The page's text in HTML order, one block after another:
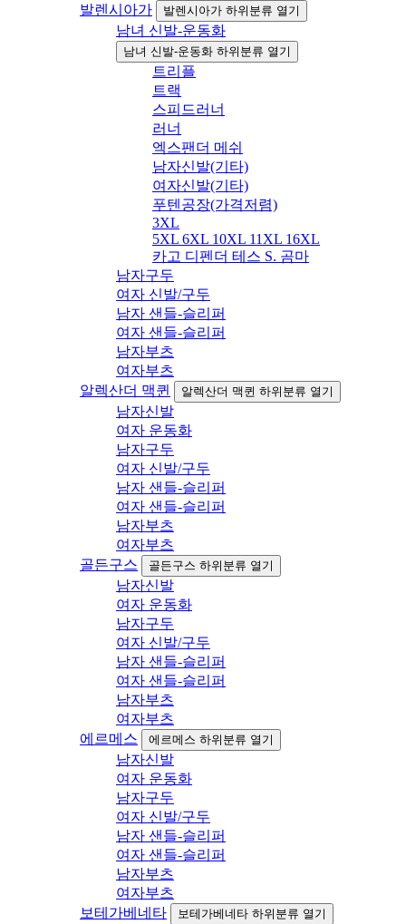
발렌시아가
발렌시아가 하위분류 열기
남녀 신발-운동화
남녀 신발-운동화 하위분류 열기
트리플
트랙
스피드러너
러너
엑스팬더 메쉬
남자신발(기타)
여자신발(기타)
푸텐공장(가격저렴)
3XL
5XL 6XL 10XL 11XL 16XL
카고 디펜더 테스 S. 곰마
남자구두
여자 신발/구두
남자 샌들-슬리퍼
여자 샌들-슬리퍼
남자부츠
여자부츠
알렉산더 맥퀸
알렉산더 맥퀸 하위분류 열기
남자신발
여자 운동화
남자구두
여자 신발/구두
남자 샌들-슬리퍼
여자 샌들-슬리퍼
남자부츠
여자부츠
골든구스
골든구스 하위분류 열기
남자신발
여자 운동화
남자구두
여자 신발/구두
남자 샌들-슬리퍼
여자 샌들-슬리퍼
남자부츠
여자부츠
에르메스
에르메스 하위분류 열기
남자신발
여자 운동화
남자구두
여자 신발/구두
남자 샌들-슬리퍼
여자 샌들-슬리퍼
남자부츠
여자부츠
보테가베네타
보테가베네타 하위분류 열기